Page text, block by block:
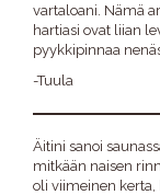
vartaloani. Nämä
hartiasi ovat liian
pyykkipinnaa
-Tuula
Äitini sanoi
mitkään naisen
oli viimeinen kerta,